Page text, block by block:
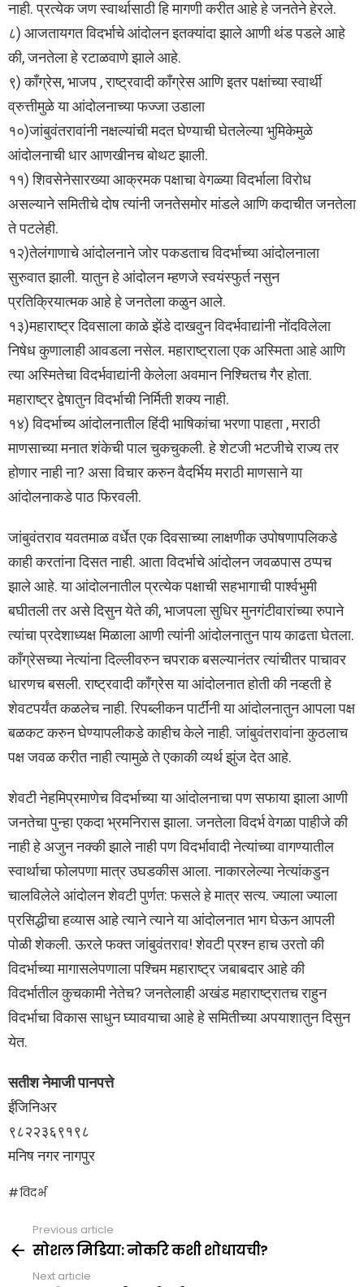
नाही. प्रत्येक जण स्वार्थासाठी हि मागणी करीत आहे हे जनतेने हेरले.
८) आजतायगत विदर्भाचे आंदोलन इतक्यांदा झाले आणी थंड पडले आहे
की, जनतेला हे रटाळवाणे झाले आहे.
९) कॉंग्रेस, भाजप , राष्ट्रवादी कॉंग्रेस आणि इतर पक्षांच्या स्वार्थी
व्रुत्तीमुळे या आंदोलनाच्या फज्जा उडाला
१०)जांबुवंतरावांनी नक्षल्यांची मदत घेण्याची घेतलेल्या भुमिकेमुळे
आंदोलनाची धार आणखीनच बोथट झाली.
११) शिवसेनेसारख्या आक्रमक पक्षाचा वेगळ्या विदर्भाला विरोध
असल्याने समितीचे दोष त्यांनी जनतेसमोर मांडले आणि कदाचीत जनतेला
ते पटलेही.
१२)तेलंगाणाचे आंदोलनाने जोर पकडताच विदर्भाच्या आंदोलनाला
सुरुवात झाली. यातुन हे आंदोलन म्हणजे स्वयंस्फुर्त नसुन
प्रतिक्रियात्मक आहे हे जनतेला कळुन आले.
१३)महाराष्ट्र दिवसाला काळे झेंडे दाखवुन विदर्भवाद्यांनी नोंदविलेला
निषेध कुणालाही आवडला नसेल. महाराष्ट्राला एक अस्मिता आहे आणि
त्या अस्मितेचा विदर्भवाद्यांनी केलेला अवमान निश्चितच गैर होता.
महाराष्ट्र द्वेषातुन विदर्भाची निर्मिती शक्य नाही.
१४) विदर्भाच्य आंदोलनातील हिंदी भाषिकांचा भरणा पाहता , मराठी
माणसाच्या मनात शंकेची पाल चुकचुकली. हे शेटजी भटजीचे राज्य तर
होणार नाही ना? असा विचार करुन वैदर्भिय मराठी माणसाने या
आंदोलनाकडे पाठ फिरवली.
जांबुवंतराव यवतमाळ वर्धेत एक दिवसाच्या लाक्षणीक उपोषणापलिकडे
काही करतांना दिसत नाही. आता विदर्भाचे आंदोलन जवळपास ठप्पच
झाले आहे. या आंदोलनातील प्रत्येक पक्षाची सहभागाची पार्श्वभुमी
बघीतली तर असे दिसुन येते की, भाजपला सुधिर मुनगंटीवारांच्या रुपाने
त्यांचा प्रदेशाध्यक्ष मिळाला आणी त्यांनी आंदोलनातुन पाय काढता घेतला.
कॉंग्रेसच्या नेत्यांना दिल्लीवरुन चपराक बसल्यानंतर त्यांचीतर पाचावर
धारणच बसली. राष्ट्रवादी कॉंग्रेस या आंदोलनात होती की नव्हती हे
शेवटपर्यंत कळलेच नाही. रिपब्लीकन पार्टींनी या आंदोलनातुन आपला पक्ष
बळकट करुन घेण्यापलीकडे काहीच केले नाही. जांबुवंतरावांना कुठलाच
पक्ष जवळ करीत नाही त्यामुळे ते एकाकी व्यर्थ झुंज देत आहे.
शेवटी नेहमिप्रमाणेच विदर्भाच्या या आंदोलनाचा पण सफाया झाला आणी
जनतेचा पुन्हा एकदा भ्रमनिरास झाला. जनतेला विदर्भ वेगळा पाहीजे की
नाही हे अजुन नक्की झाले नाही पण विदर्भावादी नेत्यांच्या वागण्यातील
स्वार्थाचा फोलपणा मात्र उघडकीस आला. नाकारलेल्या नेत्यांकडुन
चालविलेले आंदोलन शेवटी पुर्णत: फसले हे मात्र सत्य. ज्याला ज्याला
प्रसिद्धीचा हव्यास आहे त्याने त्याने या आंदोलनात भाग घेऊन आपली
पोळी शेकली. ऊरले फक्त जांबुवंतराव! शेवटी प्रश्न हाच उरतो की
विदर्भाच्या मागासलेपणाला पश्चिम महाराष्ट्र जबाबदार आहे की
विदर्भातील कुचकामी नेतेच? जनतेलाही अखंड महाराष्ट्रातच राहुन
विदर्भाचा विकास साधुन घ्यावयाचा आहे हे समितीच्या अपयाशातुन दिसुन
येत.
सतीश नेमाजी पानपत्ते
ईंजिनिअर
९८२२३६९१९८
मनिष नगर नागपुर
विदर्भ
more
Previous article
सोशल मिडिया: नोकरि कशी शोधायची?
Next article